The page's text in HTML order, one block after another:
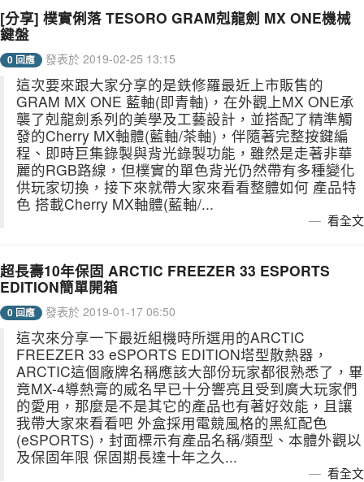
[分享] 樸實俐落 TESORO GRAM剋龍劍 MX ONE機械
鍵盤
0 回應 發表於 2019-02-25 13:15
這次要來跟大家分享的是鉄修羅最近上市販售的
GRAM MX ONE 藍軸(即青軸)，在外觀上MX ONE承
襲了剋龍劍系列的美學及工藝設計，並搭配了精準觸
發的Cherry MX軸體(藍軸/茶軸)，伴隨著完整按鍵編
程、即時巨集錄製與背光錄製功能，雖然是走著非華
麗的RGB路線，但樸實的單色背光仍然帶有多種變化
供玩家切換，接下來就帶大家來看看整體如何 產品特
色 搭載Cherry MX軸體(藍軸/...
看全文
超長壽10年保固 ARCTIC FREEZER 33 ESPORTS
EDITION簡單開箱
0 回應 發表於 2019-01-17 06:50
這次來分享一下最近組機時所選用的ARCTIC
FREEZER 33 eSPORTS EDITION塔型散熱器，
ARCTIC這個廠牌名稱應該大部份玩家都很熟悉了，畢
竟MX-4導熱膏的威名早已十分響亮且受到廣大玩家們
的愛用，那麼是不是其它的產品也有著好效能，且讓
我帶大家來看看吧 外盒採用電競風格的黑紅配色
(eSPORTS)，封面標示有產品名稱/類型、本體外觀以
及保固年限 保固期長達十年之久...
看全文